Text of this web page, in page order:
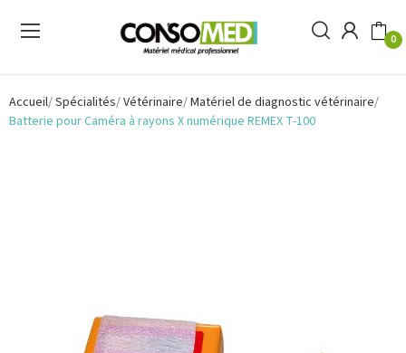
0
Accueil Spécialités Vétérinaire Matériel de diagnostic vétérinaire
Batterie pour Caméra à rayons X numérique REMEX T-100